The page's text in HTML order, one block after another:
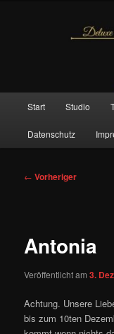
Deluxe
Start Studio
Datenschutz
Beitragsnavigation
← Vorheriger
Antonia
Veröffentlicht am3.
Achtung. Unsere
bis zum 10ten